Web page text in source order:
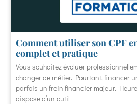
Comment utiliser son CPF
complet et pratique
Vous souhaitez évoluer
changer de métier. Pourtant, financer
parfois un frein financier majeur.
dispose d’un outil